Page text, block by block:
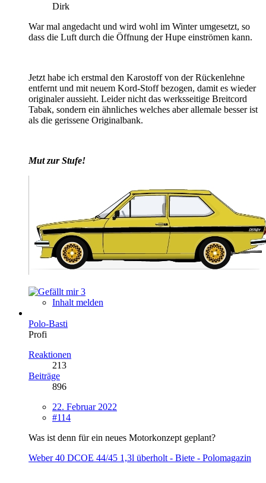
Dirk
War mal angedacht und wird wohl im Winter umgesetzt, so
dass die Luft durch die Öffnung der Hupe einströmen kann.
Jetzt habe ich erstmal den Karostoff von der Rückenlehne
entfernt und mit neuem Kord-Stoff bezogen, damit es wieder
originaler aussieht. Leider nicht das werksseitige Breitcord
Tabak, sondern ein ähnliches welches aber allemale besser ist
als die gerissene Originalbank.
Mut zur Stufe!
3
Inhalt melden
Polo-Basti
Profi
Reaktionen
213
Beiträge
896
22. Februar 2022
#114
Was ist denn für ein neues Motorkonzept geplant?
Weber 40 DCOE 44/45 1,3l überholt - Biete - Polomagazin